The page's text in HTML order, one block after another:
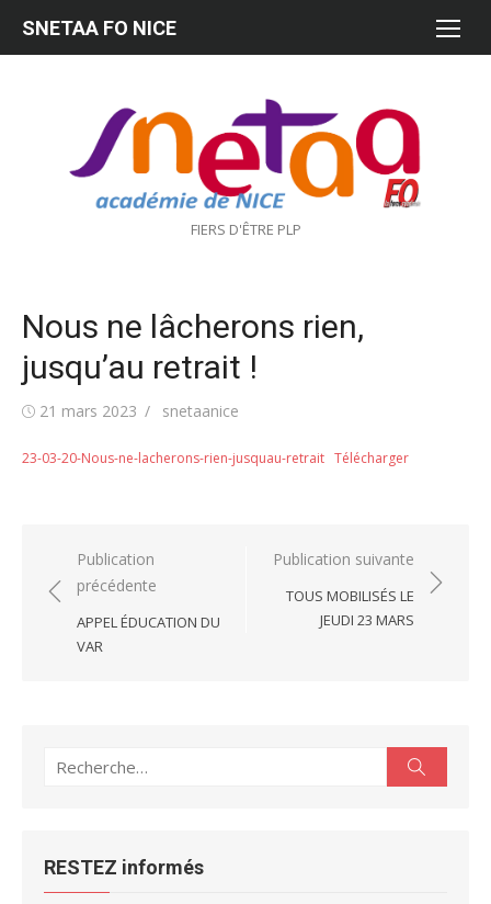
FIERS D'ÊTRE PLP
SNETAA FO NICE
Nous ne lâcherons rien,
jusqu’au retrait !
Publié21 mars 2023 Auteur/autrice
snetaanice
23-03-20-Nous-ne-lacherons-rien-jusquau-retrait Télécharger
Navigation
de
l’article
Publication
précédente
APPEL ÉDUCATION DU
VAR
Publication suivante
TOUS MOBILISÉS LE
JEUDI 23 MARS
Recherche
RESTEZ informés